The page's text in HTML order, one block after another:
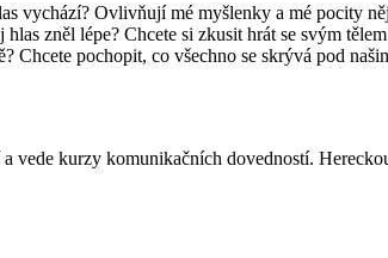
vychází? Ovlivňují mé myšlenky a mé pocity
zněl lépe? Chcete si zkusit hrát se svým
pochopit, co všechno se skrývá pod
kurzy komunikačních dovedností.